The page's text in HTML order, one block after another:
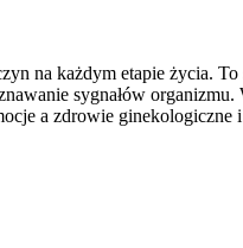
na każdym etapie życia.
sygnałów
a zdrowie